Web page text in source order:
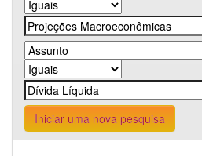
Iniciar uma nova pesquisa